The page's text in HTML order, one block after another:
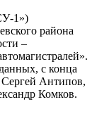
1»)
района
–
с конца
Сергей Антипов,
Комков.